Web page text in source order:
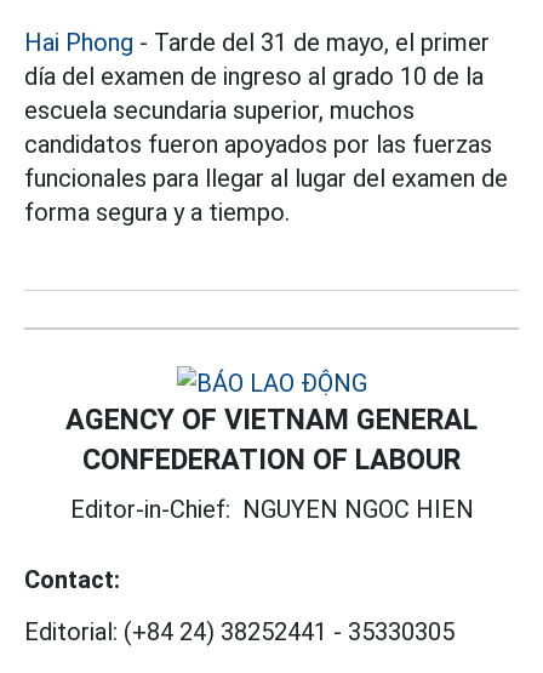
Hai Phong - Tarde del 31 de mayo, el primer
día del examen de ingreso al grado 10 de la
escuela secundaria superior, muchos
candidatos fueron apoyados por las fuerzas
funcionales para llegar al lugar del examen de
forma segura y a tiempo.
AGENCY OF VIETNAM GENERAL
CONFEDERATION OF LABOUR
Editor-in-Chief: NGUYEN NGOC HIEN
Contact:
Editorial: (+84 24) 38252441 - 35330305